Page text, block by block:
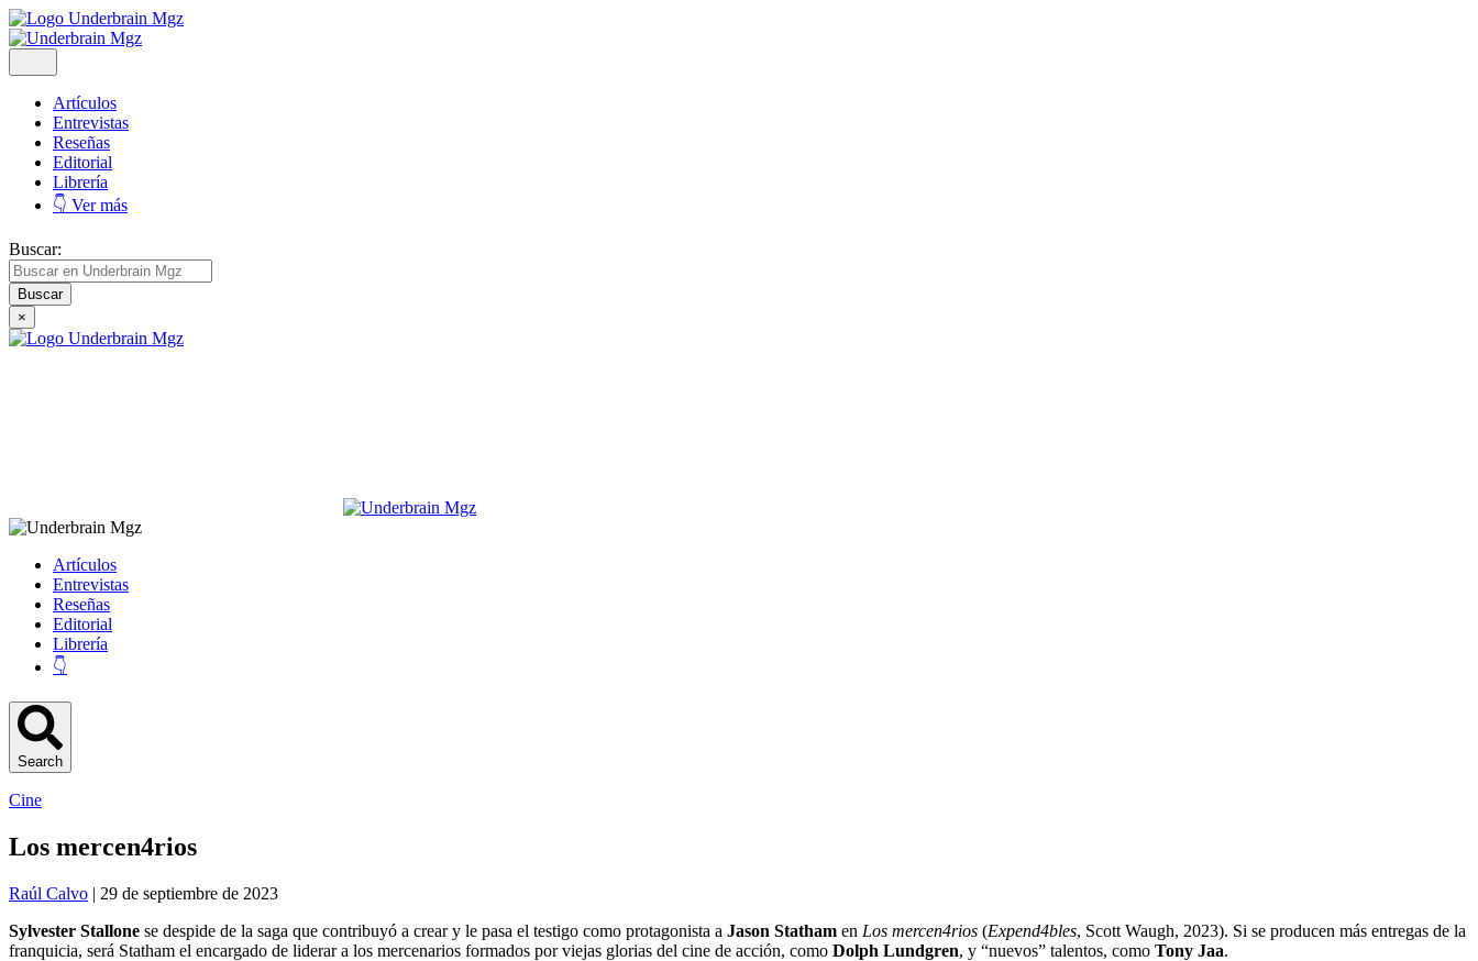
Artículos
Entrevistas
Reseñas
Editorial
Librería
👇 Ver más
Buscar:
×
Artículos
Entrevistas
Reseñas
Editorial
Librería
👇
Search
Cine
Los mercen4rios
Raúl Calvo | 29 de septiembre de 2023
Sylvester Stallone se despide de la saga que contribuyó a crear y le pasa el testigo como protagonista a Jason Statham en Los mercen4rios (Expend4bles, Scott Waugh, 2023). Si se producen más entregas de la
franquicia, será Statham el encargado de liderar a los mercenarios formados por viejas glorias del cine de acción, como Dolph Lundgren, y “nuevos” talentos, como Tony Jaa.